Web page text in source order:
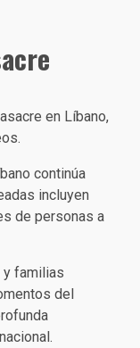
en Líbano,
continúa
incluyen
de personas a
familias
del